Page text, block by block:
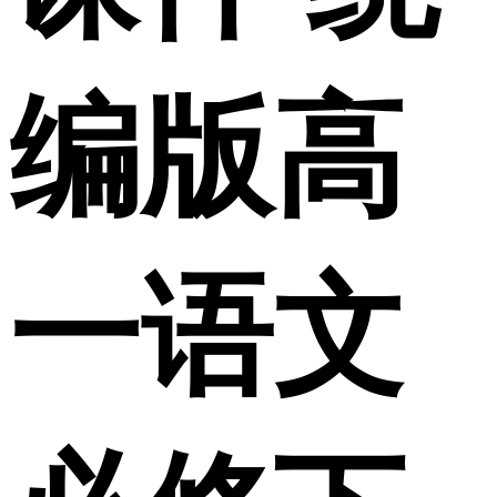
编版高
一语文